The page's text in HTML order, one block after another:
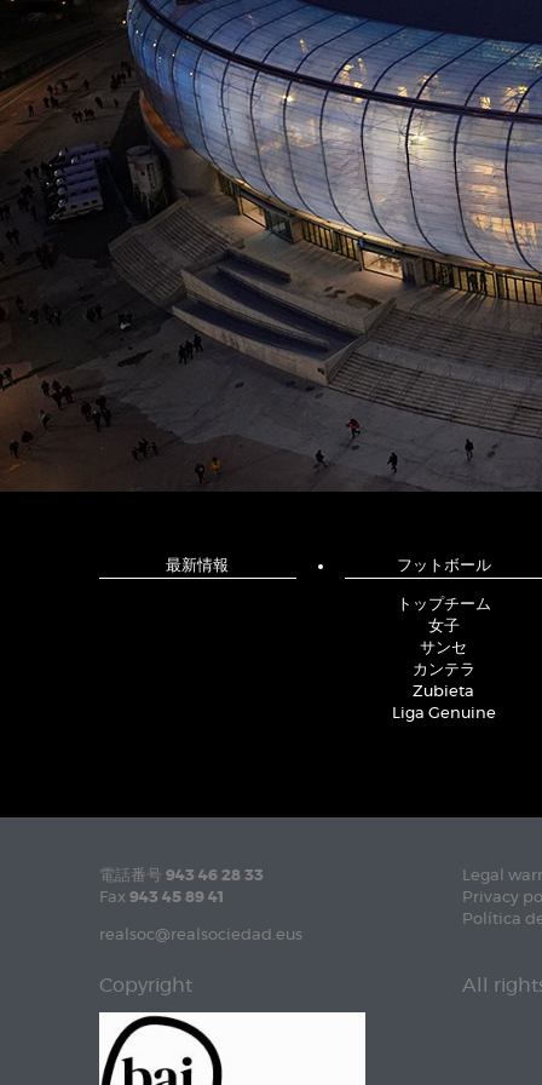
最新情報 フットボール
トップチーム
女子
サンセ
カンテラ
Zubieta
Liga Genuine
電話番号 943 46 28 33
Fax 943 45 89 41
realsoc@realsociedad.eus
Legal
Privacy
Política
Copyright All